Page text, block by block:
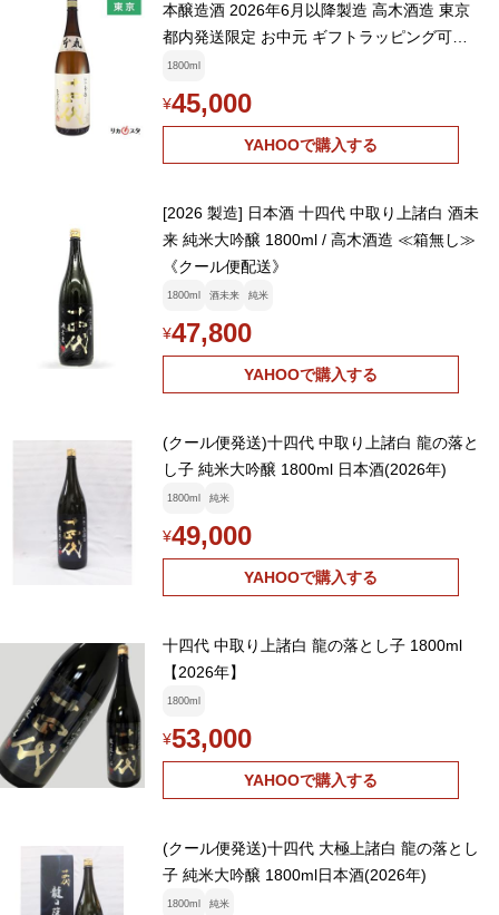
本醸造酒 2026年6月以降製造 高木酒造 東京
都内発送限定 お中元 ギフトラッピング可能
クール便発送
1800ml
¥45,000
YAHOOで購入する
[2026 製造] 日本酒 十四代 中取り上諸白 酒未
来 純米大吟醸 1800ml / 高木酒造 ≪箱無し≫
《クール便配送》
1800ml 酒未来 純米
¥47,800
YAHOOで購入する
(クール便発送)十四代 中取り上諸白 龍の落と
し子 純米大吟醸 1800ml 日本酒(2026年)
1800ml 純米
¥49,000
YAHOOで購入する
十四代 中取り上諸白 龍の落とし子 1800ml
【2026年】
1800ml
¥53,000
YAHOOで購入する
(クール便発送)十四代 大極上諸白 龍の落とし
子 純米大吟醸 1800ml日本酒(2026年)
1800ml 純米